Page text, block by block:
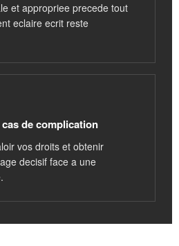
et appropriee precede tout
eclaire ecrit reste
de complication
vos droits et obtenir
decisif face a une